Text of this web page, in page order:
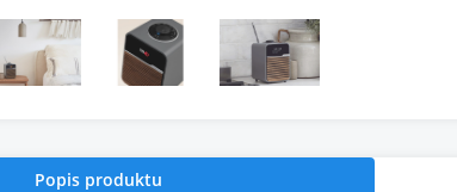
Popis produktu